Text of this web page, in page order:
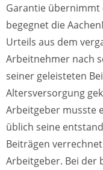
Garantie übernimmt
begegnet die
Urteils aus dem
Arbeitnehmer nach
seiner geleisteten
Altersversorgung
Arbeitgeber musste
üblich seine
Beiträgen
Arbeitgeber. Bei der